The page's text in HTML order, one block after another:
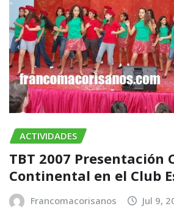
ACTIVIDADES
TBT 2007 Presentación
Continental en el Club
Francomacorisanos Jul 9,